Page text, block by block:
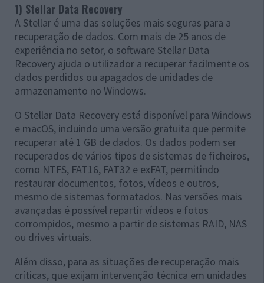
1) Stellar Data Recovery
A Stellar é uma das soluções mais seguras para a
recuperação de dados. Com mais de 25 anos de
experiência no setor, o software Stellar Data
Recovery ajuda o utilizador a recuperar facilmente os
dados perdidos ou apagados de unidades de
armazenamento no Windows.
O Stellar Data Recovery está disponível para Windows
e macOS, incluindo uma versão gratuita que permite
recuperar até 1 GB de dados. Os dados podem ser
recuperados de vários tipos de sistemas de ficheiros,
como NTFS, FAT16, FAT32 e exFAT, permitindo
restaurar documentos, fotos, vídeos e outros,
mesmo de sistemas formatados. Nas versões mais
avançadas é possível repartir vídeos e fotos
corrompidos, mesmo a partir de sistemas RAID, NAS
ou drives virtuais.
Além disso, para as situações de recuperação mais
críticas, que exijam intervenção técnica em unidades